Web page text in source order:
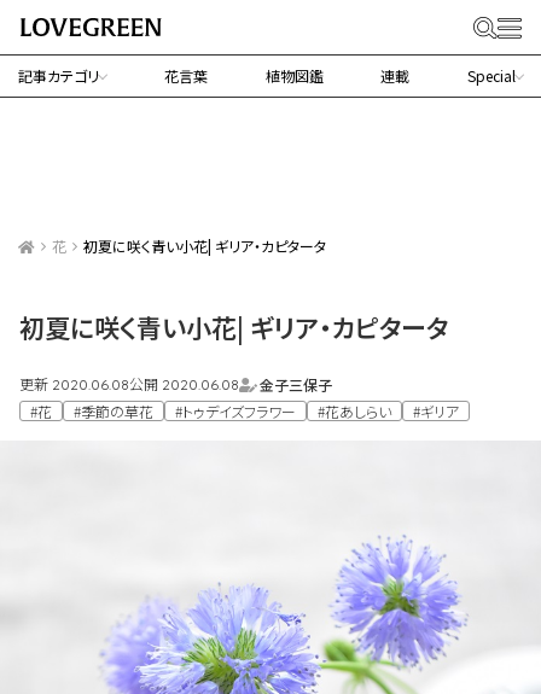
記事カテゴリ 花言葉 植物図鑑 連載 Special
花 初夏に咲く青い小花| ギリア・カピタータ
初夏に咲く青い小花| ギリア・カピタータ
更新 2020.06.08公開 2020.06.08
金子三保子
#花
#季節の草花 #トゥデイズフラワー #花あしらい #ギリア